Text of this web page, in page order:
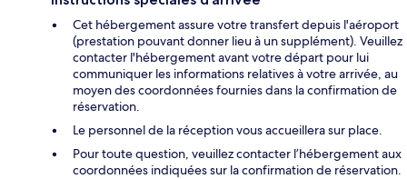
Cet hébergement assure votre transfert depuis l'aéroport
(prestation pouvant donner lieu à un supplément). Veuillez
contacter l'hébergement avant votre départ pour lui
communiquer les informations relatives à votre arrivée, au
moyen des coordonnées fournies dans la confirmation de
réservation.
Le personnel de la réception vous accueillera sur place.
Pour toute question, veuillez contacter l’hébergement aux
coordonnées indiquées sur la confirmation de réservation.